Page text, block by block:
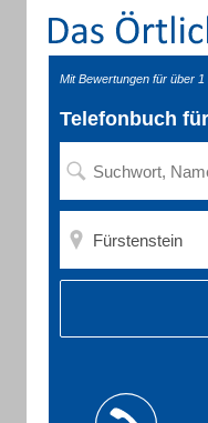
Mit Bewertungen für über
Telefonbuch